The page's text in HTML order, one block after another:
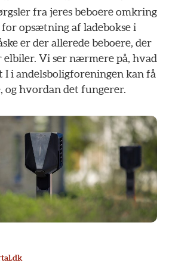
fra jeres beboere omkring
for opsætning af ladebokse i
er der allerede beboere, der
elbiler. Vi ser nærmere på, hvad
I i andelsboligforeningen kan få
og hvordan det fungerer.